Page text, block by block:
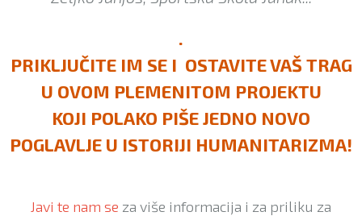
.
PRIKLJUČITE IM SE I OSTAVITE VAŠ TRAG
U OVOM PLEMENITOM PROJEKTU
KOJI POLAKO PIŠE JEDNO NOVO
POGLAVLJE U ISTORIJI HUMANITARIZMA!
Javi te nam se za više informacija i za priliku za